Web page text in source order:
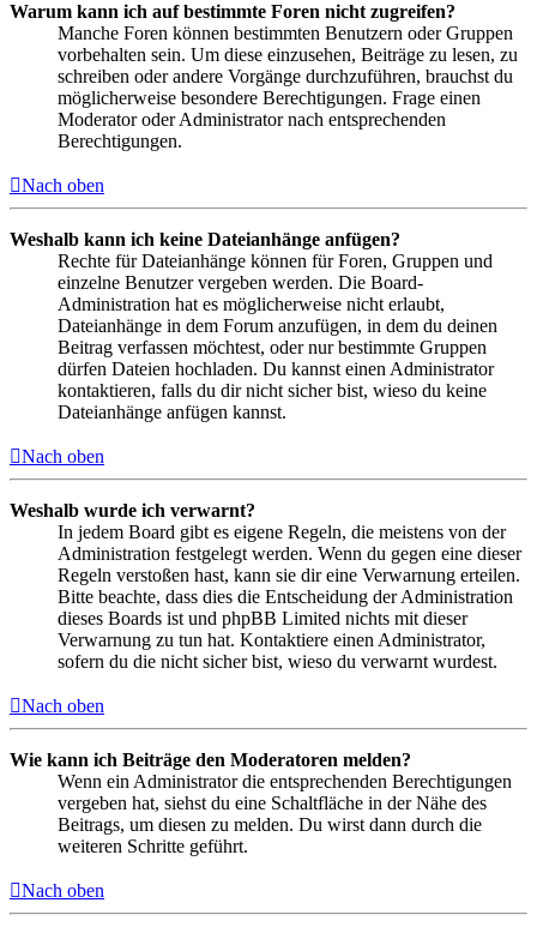
Warum kann ich auf bestimmte Foren nicht zugreifen?
Manche Foren können bestimmten Benutzern oder Gruppen
vorbehalten sein. Um diese einzusehen, Beiträge zu lesen, zu
schreiben oder andere Vorgänge durchzuführen, brauchst du
möglicherweise besondere Berechtigungen. Frage einen
Moderator oder Administrator nach entsprechenden
Berechtigungen.
Nach oben
Weshalb kann ich keine Dateianhänge anfügen?
Rechte für Dateianhänge können für Foren, Gruppen und
einzelne Benutzer vergeben werden. Die Board-
Administration hat es möglicherweise nicht erlaubt,
Dateianhänge in dem Forum anzufügen, in dem du deinen
Beitrag verfassen möchtest, oder nur bestimmte Gruppen
dürfen Dateien hochladen. Du kannst einen Administrator
kontaktieren, falls du dir nicht sicher bist, wieso du keine
Dateianhänge anfügen kannst.
Nach oben
Weshalb wurde ich verwarnt?
In jedem Board gibt es eigene Regeln, die meistens von der
Administration festgelegt werden. Wenn du gegen eine dieser
Regeln verstoßen hast, kann sie dir eine Verwarnung erteilen.
Bitte beachte, dass dies die Entscheidung der Administration
dieses Boards ist und phpBB Limited nichts mit dieser
Verwarnung zu tun hat. Kontaktiere einen Administrator,
sofern du die nicht sicher bist, wieso du verwarnt wurdest.
Nach oben
Wie kann ich Beiträge den Moderatoren melden?
Wenn ein Administrator die entsprechenden Berechtigungen
vergeben hat, siehst du eine Schaltfläche in der Nähe des
Beitrags, um diesen zu melden. Du wirst dann durch die
weiteren Schritte geführt.
Nach oben